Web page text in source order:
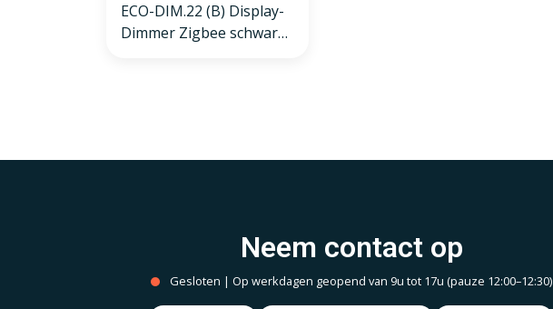
ECO-DIM.22 (B) Display-
Dimmer Zigbee schwarz
Neem contact op
Gesloten | Op werkdagen geopend van 9u tot 17u (pauze 12:00–12:30)